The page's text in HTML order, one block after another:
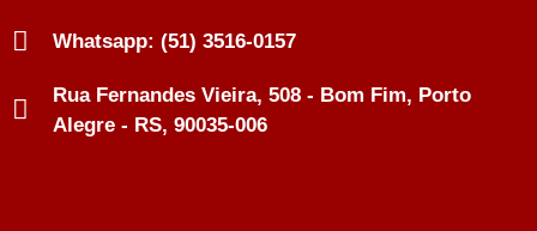
Whatsapp: (51) 3516-0157
Rua Fernandes Vieira, 508 - Bom Fim, Porto
Alegre - RS, 90035-006